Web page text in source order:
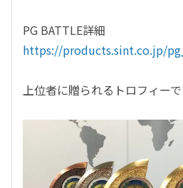
PG BATTLE詳細
https://products.sint.co.jp/
上位者に贈られるトロフィーで